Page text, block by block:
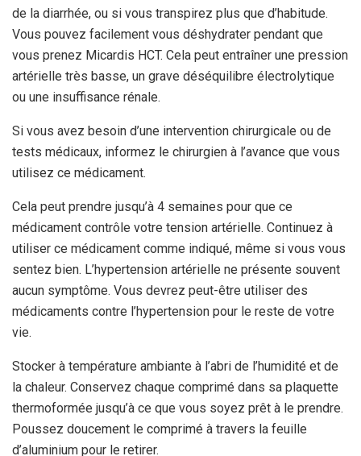
de la diarrhée, ou si vous transpirez plus que d’habitude.
Vous pouvez facilement vous déshydrater pendant que
vous prenez Micardis HCT. Cela peut entraîner une pression
artérielle très basse, un grave déséquilibre électrolytique
ou une insuffisance rénale.
Si vous avez besoin d’une intervention chirurgicale ou de
tests médicaux, informez le chirurgien à l’avance que vous
utilisez ce médicament.
Cela peut prendre jusqu’à 4 semaines pour que ce
médicament contrôle votre tension artérielle. Continuez à
utiliser ce médicament comme indiqué, même si vous vous
sentez bien. L’hypertension artérielle ne présente souvent
aucun symptôme. Vous devrez peut-être utiliser des
médicaments contre l’hypertension pour le reste de votre
vie.
Stocker à température ambiante à l’abri de l’humidité et de
la chaleur. Conservez chaque comprimé dans sa plaquette
thermoformée jusqu’à ce que vous soyez prêt à le prendre.
Poussez doucement le comprimé à travers la feuille
d’aluminium pour le retirer.